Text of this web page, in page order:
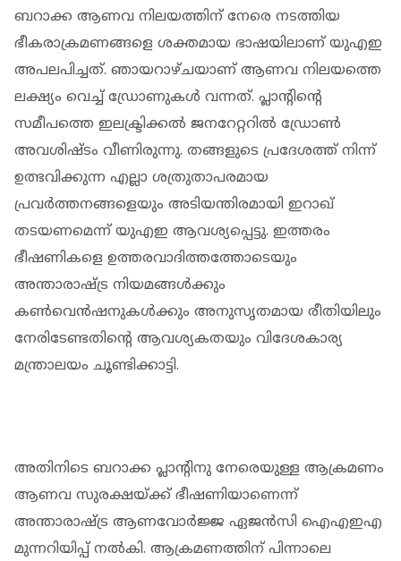
ബറാക്ക ആണവ നിലയത്തിന് നേരെ നടത്തിയ
ഭീകരാക്രമണങ്ങളെ ശക്തമായ ഭാഷയിലാണ് യുഎഇ
അപലപിച്ചത്. ഞായറാഴ്ചയാണ് ആണവ നിലയത്തെ
ലക്ഷ്യം വെച്ച് ഡ്രോണുകള്‍ വന്നത്. പ്ലാന്റിന്റെ
സമീപത്തെ ഇലക്ട്രിക്കല്‍ ജനറേറ്ററില്‍ ഡ്രോണ്‍
അവശിഷ്ടം വീണിരുന്നു. തങ്ങളുടെ പ്രദേശത്ത് നിന്ന്
ഉത്ഭവിക്കുന്ന എല്ലാ ശത്രുതാപരമായ
പ്രവര്‍ത്തനങ്ങളെയും അടിയന്തിരമായി ഇറാഖ്
തടയണമെന്ന് യുഎഇ ആവശ്യപ്പെട്ടു. ഇത്തരം
ഭീഷണികളെ ഉത്തരവാദിത്തത്തോടെയും
അന്താരാഷ്ട്ര നിയമങ്ങള്‍ക്കും
കണ്‍വെന്‍ഷനുകള്‍ക്കും അനുസൃതമായ രീതിയിലും
നേരിടേണ്ടതിന്റെ ആവശ്യകതയും വിദേശകാര്യ
മന്ത്രാലയം ചൂണ്ടിക്കാട്ടി.
അതിനിടെ ബറാക്ക പ്ലാന്റിനു നേരെയുള്ള ആക്രമണം
ആണവ സുരക്ഷയ്ക്ക് ഭീഷണിയാണെന്ന്
അന്താരാഷ്ട്ര ആണവോര്‍ജ്ജ ഏജന്‍സി ഐഎഇഎ
മുന്നറിയിപ്പ് നല്‍കി. ആക്രമണത്തിന് പിന്നാലെ